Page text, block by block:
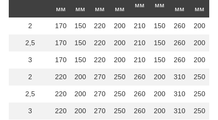
мм
мм
мм
мм
мм
мм
мм
мм
2 170 150 220 200 210 150 260 200
2,5 170 150 220 200 210 150 260 200
3 170 150 220 200 210 150 260 200
2 220 200 270 250 260 200 310 250
2,5 220 200 270 250 260 200 310 250
3 220 200 270 250 260 200 310 250